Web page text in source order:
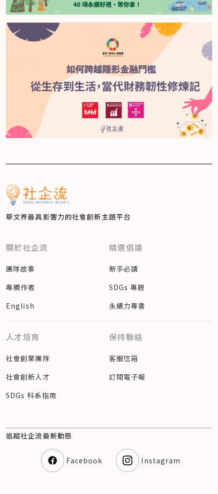
華文界最具影響力的社會創新主題平台
關於社企流
團隊故事
專欄作者
English
精選倡議
新手必讀
SDGs 專題
永續力專書
人才培育
社會創業團隊
社會創新人才
SDGs 科系指南
保持聯絡
客服信箱
訂閱電子報
追蹤社企流最新動態
Facebook Instagram